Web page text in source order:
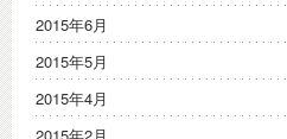
2015年6月
2015年5月
2015年4月
2015年2月